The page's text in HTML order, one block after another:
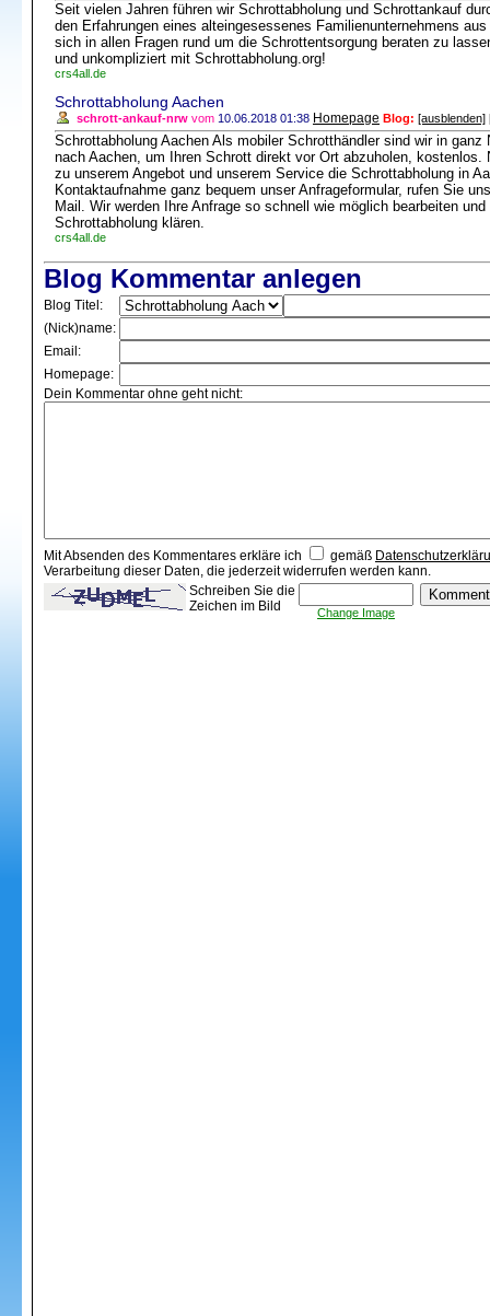
Seit vielen Jahren führen wir Schrottabholung und Schrottankauf
den Erfahrungen eines alteingesessenes Familienunternehmens
sich in allen Fragen rund um die Schrottentsorgung beraten zu
und unkompliziert mit Schrottabholung.org!
crs4all.de
Schrottabholung Aachen
schrott-ankauf-nrw vom 10.06.2018 01:38 Homepage Blog: [ausblenden]
Schrottabholung Aachen Als mobiler Schrotthändler sind wir in
nach Aachen, um Ihren Schrott direkt vor Ort abzuholen, kostenlos.
zu unserem Angebot und unserem Service die Schrottabholung in
Kontaktaufnahme ganz bequem unser Anfrageformular, rufen Sie
Mail. Wir werden Ihre Anfrage so schnell wie möglich bearbeiten
Schrottabholung klären.
crs4all.de
Blog Kommentar anlegen
Blog Titel:
(Nick)name:
Email:
Homepage:
Dein Kommentar ohne geht nicht:
Mit Absenden des Kommentares erkläre ich gemäß
Verarbeitung dieser Daten, die jederzeit widerrufen werden kann.
Schreiben Sie die
Zeichen im Bild
Change Image